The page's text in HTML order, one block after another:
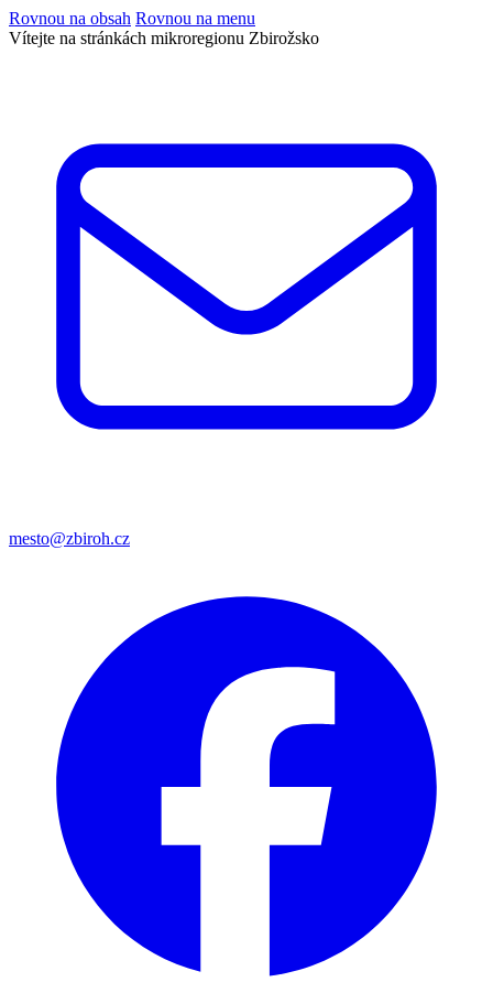
Rovnou na obsah Rovnou na menu
Vítejte na stránkách mikroregionu Zbirožsko
mesto@zbiroh.cz